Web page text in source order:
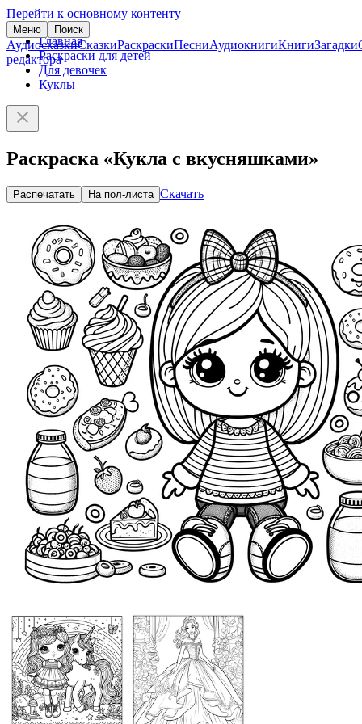
Перейти к основному контенту
Меню Поиск
АудиосказкиСказкиРаскраскиПесниАудиокнигиКнигиЗагадки
редактора
Главная
Раскраски для детей
Для девочек
Куклы
Раскраска «Кукла с вкусняшками»
Распечатать На пол-листа Скачать